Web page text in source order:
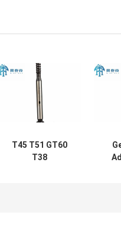
T45 T51 GT60
T38